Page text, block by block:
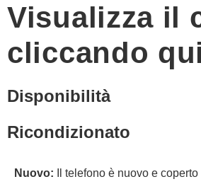
Visualizza il
cliccando
Disponibilità
Ricondizionato
Nuovo:
Il telefono è nuovo e